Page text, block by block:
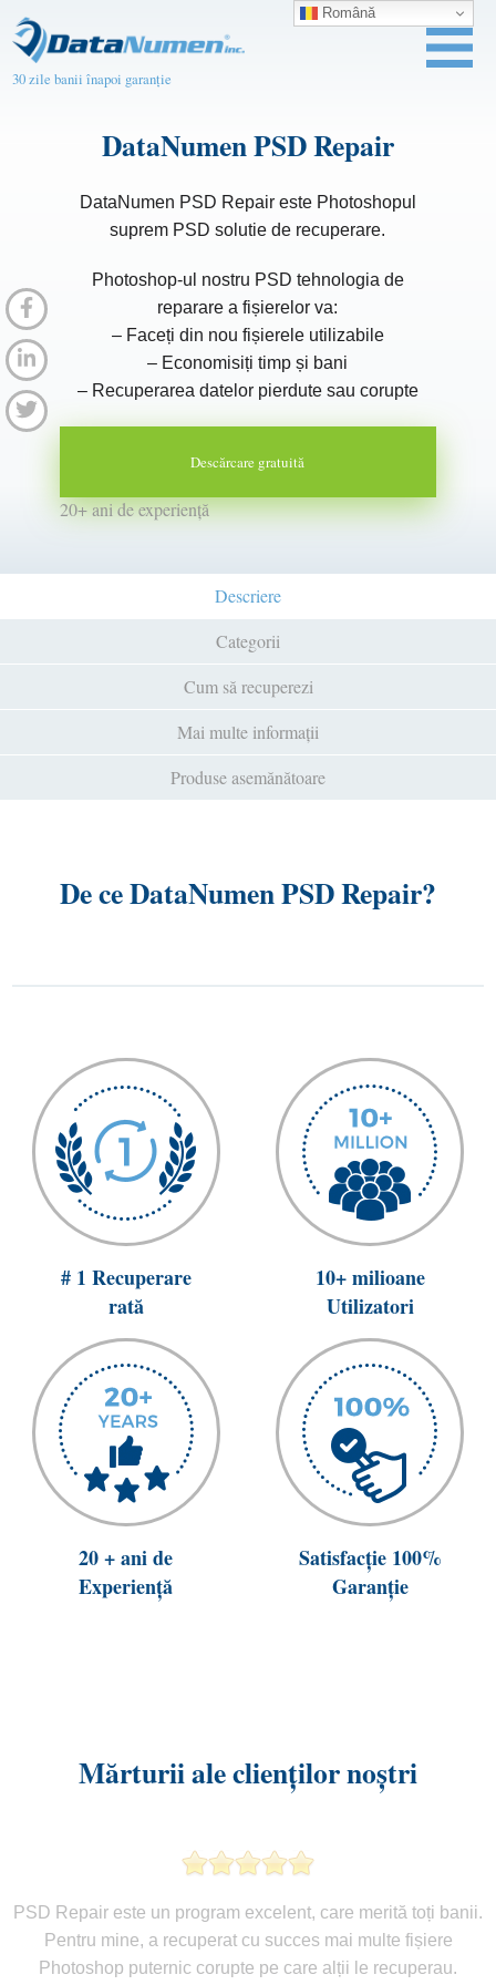
30 zile banii înapoi garanție
DataNumen PSD Repair
DataNumen PSD Repair este Photoshopul
suprem PSD solutie de recuperare.
Photoshop-ul nostru PSD tehnologia de
reparare a fișierelor va:
– Faceți din nou fișierele utilizabile
– Economisiți timp și bani
– Recuperarea datelor pierdute sau corupte
Descărcare gratuită
20+ ani de experiență
Descriere
Categorii
Cum să recuperezi
Mai multe informații
Produse asemănătoare
De ce DataNumen PSD Repair?
# 1 Recuperare
rată
10+ milioane
Utilizatori
20 + ani de
Experiență
Satisfacție 100%
Garanție
Mărturii ale clienților noștri
PSD Repair este un program excelent, care merită toți banii.
Pentru mine, a recuperat cu succes mai multe fișiere
Photoshop puternic corupte pe care alții le recuperau.
Română